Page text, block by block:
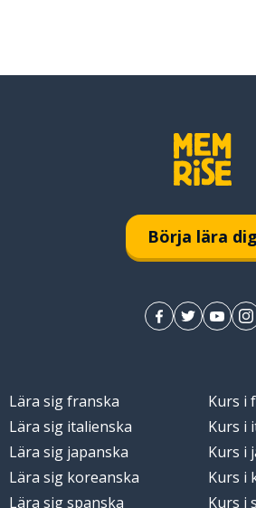
Börja lära dig
Lära sig franska
Lära sig italienska
Lära sig japanska
Lära sig koreanska
Lära sig spanska
Kurs i
Kurs i
Kurs i
Kurs i
Kurs i